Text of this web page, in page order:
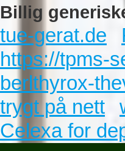
Billig
tue-gerat.de
https://tpms-
berlthyrox-
trygt på nett
Celexa for